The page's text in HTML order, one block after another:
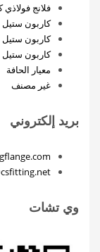
فلانج فولاذي
كاربون ستيل
كاربون ستيل
كاربون ستيل
معيار الحافة
غير مصنف
بريد إلكتروني
وي تشات